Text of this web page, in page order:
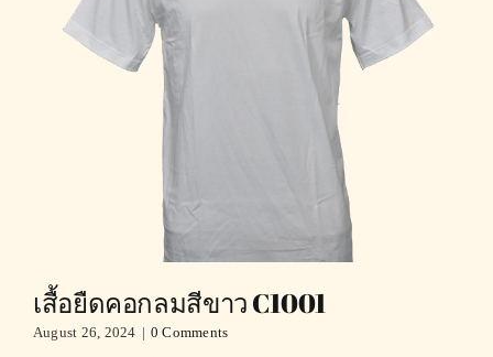
เสื้อยืดคอกลมสีขาว C1001
August 26, 2024 | 0 Comments